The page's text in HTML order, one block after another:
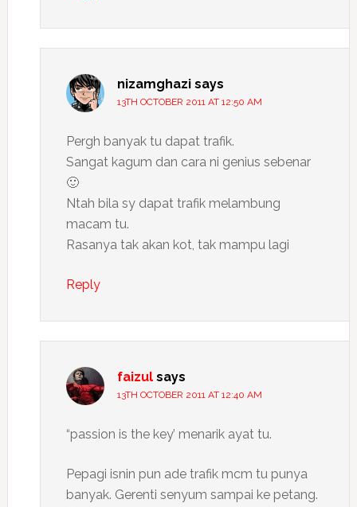
nizamghazi says
13TH OCTOBER 2011 AT 12:50 AM
Pergh banyak tu dapat trafik.
Sangat kagum dan cara ni genius sebenar
🙂
Ntah bila sy dapat trafik melambung
macam tu.
Rasanya tak akan kot, tak mampu lagi
Reply
faizul says
13TH OCTOBER 2011 AT 12:40 AM
“passion is the key’ menarik ayat tu.
Pepagi isnin pun ade trafik mcm tu punya
banyak. Gerenti senyum sampai ke petang.